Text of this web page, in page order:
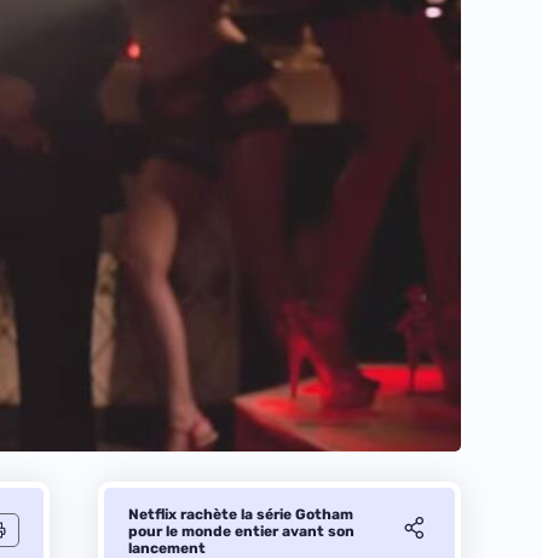
Netflix rachète la série Gotham
pour le monde entier avant son
lancement